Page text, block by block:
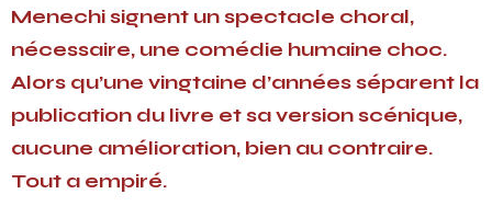
Menechi signent un spectacle choral,
nécessaire, une comédie humaine choc.
Alors qu’une vingtaine d’années séparent la
publication du livre et sa version scénique,
aucune amélioration, bien au contraire.
Tout a empiré.